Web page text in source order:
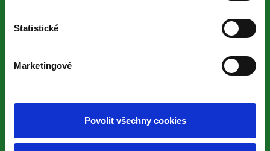
Statistické
Marketingové
Povolit všechny cookies
zahradní řešení na 11 000 m² plochy.
Kontakt - Realizace